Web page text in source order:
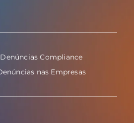
Compliance
nas Empresas